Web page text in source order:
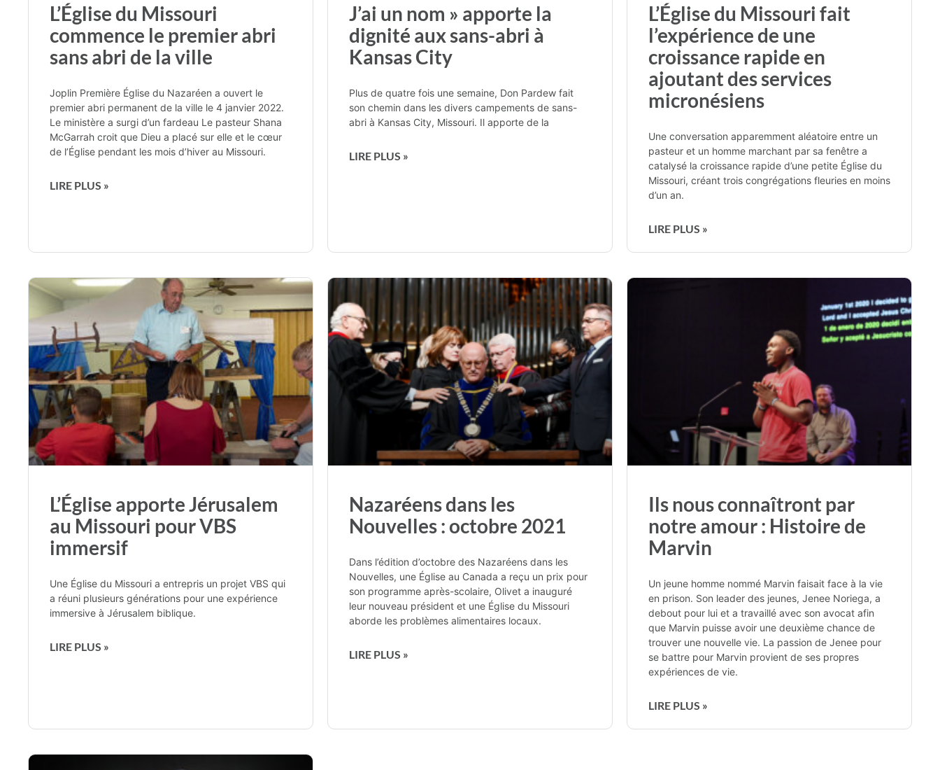
L’Église du Missouri
commence le premier abri
sans abri de la ville
Joplin Première Église du Nazaréen a ouvert le
premier abri permanent de la ville le 4 janvier 2022.
Le ministère a surgi d’un fardeau Le pasteur Shana
McGarrah croit que Dieu a placé sur elle et le cœur
de l’Église pendant les mois d’hiver au Missouri.
LIRE PLUS »
J’ai un nom » apporte la
dignité aux sans-abri à
Kansas City
Plus de quatre fois une semaine, Don Pardew fait
son chemin dans les divers campements de sans-
abri à Kansas City, Missouri. Il apporte de la
LIRE PLUS »
L’Église du Missouri fait
l’expérience de une
croissance rapide en
ajoutant des services
micronésiens
Une conversation apparemment aléatoire entre un
pasteur et un homme marchant par sa fenêtre a
catalysé la croissance rapide d’une petite Église du
Missouri, créant trois congrégations fleuries en moins
d’un an.
LIRE PLUS »
L’Église apporte Jérusalem
au Missouri pour VBS
immersif
Une Église du Missouri a entrepris un projet VBS qui
a réuni plusieurs générations pour une expérience
immersive à Jérusalem biblique.
LIRE PLUS »
Nazaréens dans les
Nouvelles : octobre 2021
Dans l’édition d’octobre des Nazaréens dans les
Nouvelles, une Église au Canada a reçu un prix pour
son programme après-scolaire, Olivet a inauguré
leur nouveau président et une Église du Missouri
aborde les problèmes alimentaires locaux.
LIRE PLUS »
Ils nous connaîtront par
notre amour : Histoire de
Marvin
Un jeune homme nommé Marvin faisait face à la vie
en prison. Son leader des jeunes, Jenee Noriega, a
debout pour lui et a travaillé avec son avocat afin
que Marvin puisse avoir une deuxième chance de
trouver une nouvelle vie. La passion de Jenee pour
se battre pour Marvin provient de ses propres
expériences de vie.
LIRE PLUS »